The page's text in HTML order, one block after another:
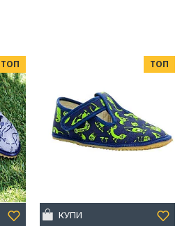
ТОП ТОП
КУПИ